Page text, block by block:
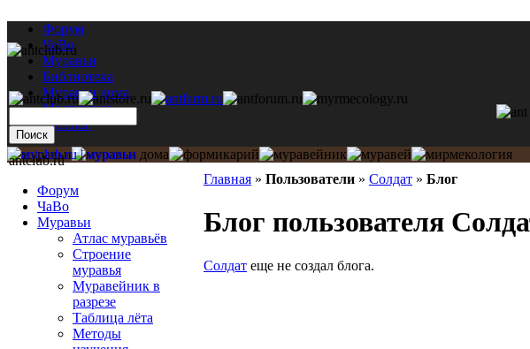
Форум
ЧаВо
Муравьи
Библиотека
Муравьи дома
Мастерская
Каталог
Главная » Пользователи » Солдат » Блог
Блог пользователя
Солдат еще не создал блога.
antclub.ru
Форум
ЧаВо
Муравьи
Атлас муравьёв
Строение
муравья
Муравейник в
разрезе
Таблица лёта
Методы